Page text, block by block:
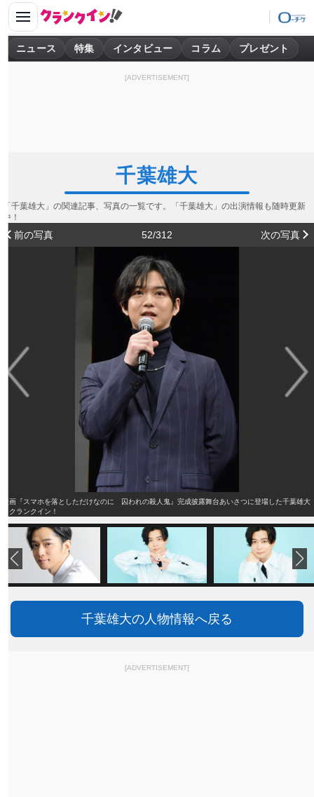
ニュース 特集 インタビュー コラム プレゼント
[ADVERTISEMENT]
千葉雄大
「千葉雄大」の関連記事、写真の一覧です。「千葉雄大」の出演情報も随時更新
中！
前の写真 52/312 次の写真
映画『スマホを落としただけなのに 囚われの殺人鬼』完成披露舞台あいさつに登場した千葉雄大
クランクイン！
千葉雄大の人物情報へ戻る
[ADVERTISEMENT]